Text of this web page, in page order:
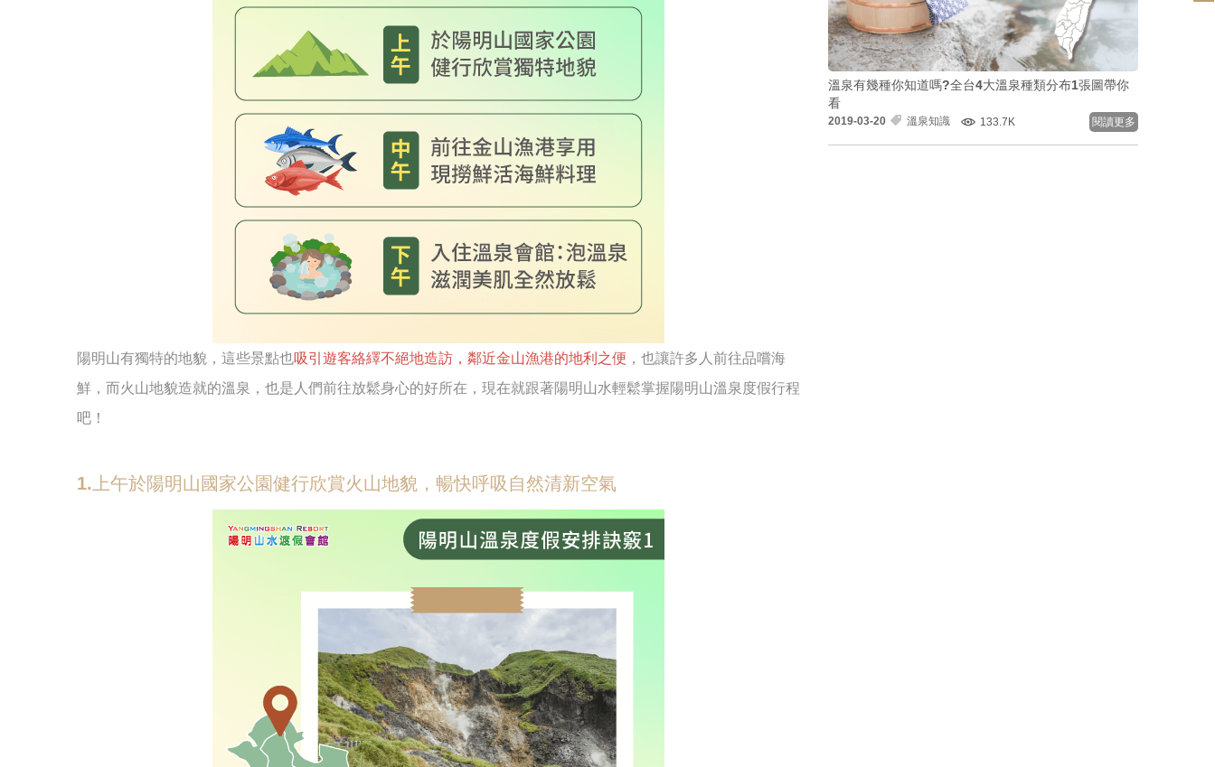
陽明山有獨特的地貌，這些景點也吸引遊客絡繹不絕地造訪，鄰近金山漁港的地利之便 ，也讓許多人前往品嚐海
鮮，而火山地貌造就的溫泉，也是人們前往放鬆身心的好所在，現在就跟著陽明山水輕鬆掌握陽明山溫泉度假行程
吧！
1.上午於陽明山國家公園健行欣賞火山地貌，暢快呼吸自然清新空氣
溫泉有幾種你知道嗎?全台4大溫泉種類分布1張圖帶你
看
2019-03-20 溫泉知識 133.7K 閱讀更多